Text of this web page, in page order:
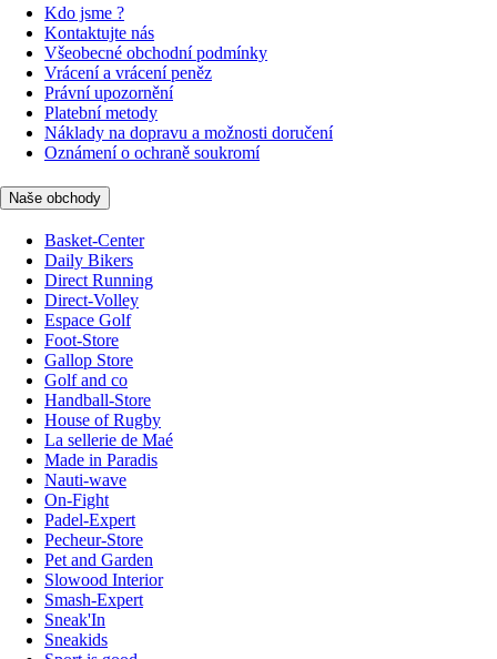
Kdo jsme ?
Kontaktujte nás
Všeobecné obchodní podmínky
Vrácení a vrácení peněz
Právní upozornění
Platební metody
Náklady na dopravu a možnosti doručení
Oznámení o ochraně soukromí
Naše obchody
Basket-Center
Daily Bikers
Direct Running
Direct-Volley
Espace Golf
Foot-Store
Gallop Store
Golf and co
Handball-Store
House of Rugby
La sellerie de Maé
Made in Paradis
Nauti-wave
On-Fight
Padel-Expert
Pecheur-Store
Pet and Garden
Slowood Interior
Smash-Expert
Sneak'In
Sneakids